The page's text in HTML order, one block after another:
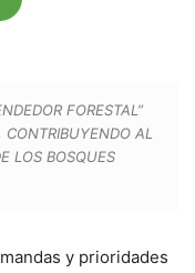
FORESTAL”
CONTRIBUYENDO AL
LOS BOSQUES
y prioridades